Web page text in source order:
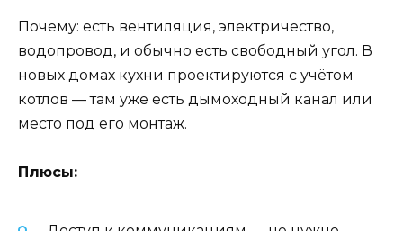
Почему: есть вентиляция, электричество,
водопровод, и обычно есть свободный угол. В
новых домах кухни проектируются с учётом
котлов — там уже есть дымоходный канал или
место под его монтаж.
Плюсы: